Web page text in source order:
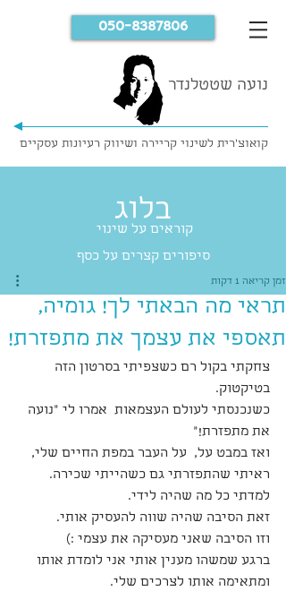
נועה שטטלנדר
קואוצ'רית לשינוי קריירה ושיווק רעיונות עסקיים
050-8387806
תראי מה הבאתי לך! גומיה,
תאספי את עצמך את מתפזרת!
זמן קריאה 1 דקות
צחקתי בקול רם כשצפיתי בסרטון הזה
בטיקטוק.
כשנכנסתי לעולם העצמאות  אמרו לי "נועה
את מתפזרת!"
ואז במבט על,  על העבר במפת החיים שלי,
ראיתי שהתפזרתי גם כשהייתי שכירה.
למדתי כל מה שהיה לידי.
זאת הסיבה שהיה שווה להעסיק אותי.
וזו הסיבה שאני מעסיקה את עצמי :)
ברגע שמשהו מענין אותי אני לומדת אותו
ומתאימה אותו לצרכים שלי.
קוראים על שינוי
סיפורים קצרים על כסף
בלוג